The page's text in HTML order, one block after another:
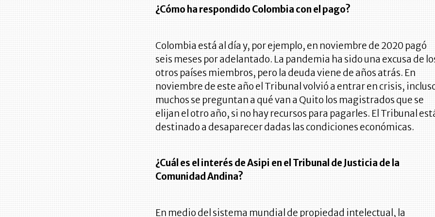
¿Cómo ha respondido Colombia con el pago?
Colombia está al día y, por ejemplo, en noviembre de 2020 pagó
seis meses por adelantado. La pandemia ha sido una excusa de
otros países miembros, pero la deuda viene de años atrás. En
noviembre de este año el Tribunal volvió a entrar en crisis,
muchos se preguntan a qué van a Quito los magistrados que se
elijan el otro año, si no hay recursos para pagarles. El Tribunal
destinado a desaparecer dadas las condiciones económicas.
¿Cuál es el interés de Asipi en el Tribunal de Justicia de la
Comunidad Andina?
En medio del sistema mundial de propiedad intelectual, la